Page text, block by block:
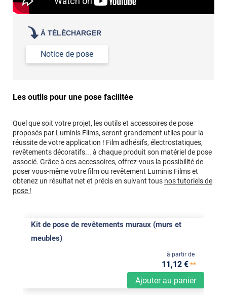
À TÉLÉCHARGER
Notice de pose
Les outils pour une pose facilitée
Quel que soit votre projet, les outils et accessoires de pose
proposés par Luminis Films, seront grandement utiles pour la
réussite de votre application ! Film adhésifs, électrostatiques,
revêtements décoratifs... à chaque produit son matériel de pose
associé. Grâce à ces accessoires, offrez-vous la possibilité de
poser vous-même votre film ou revêtement Luminis Films et
obtenez un résultat net et précis en suivant tous nos tutoriels de
pose !
Kit de pose de revêtements muraux (murs et
meubles)
Ajouter au panier
à partir de
11,12 €**